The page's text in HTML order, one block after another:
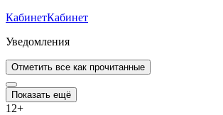
КабинетКабинет
Уведомления
Отметить все как прочитанные
Показать ещё
12+